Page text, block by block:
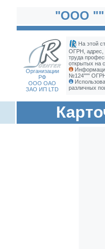
"ООО ""
Организации
РФ
ООО ОАО
ЗАО ИП LTD
На этой
ОГРН, адрес,
труда
открытых на
№124"""
различных